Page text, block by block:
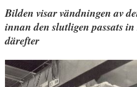
Bilden visar vändningen av
innan den slutligen passats
därefter